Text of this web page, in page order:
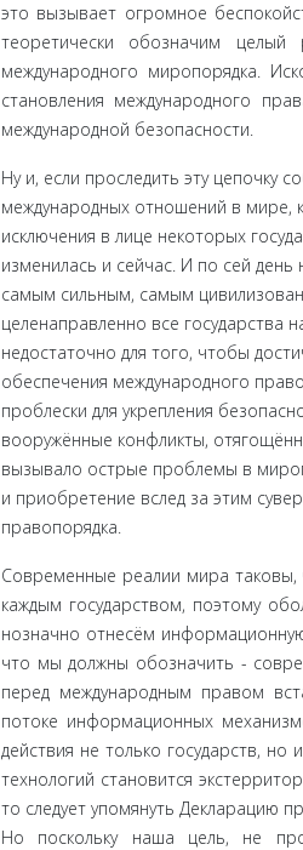
это вызывает огромное
теоретически обо­значим
международного миропоряд­ка.
становления международного
международной безопасности.
Ну и, если проследить эту цепочку
международных отношений в мире,
исключения в лице некоторых
изменилась и сей­час. И по сей день
самым сильным, самым
целенаправленно все го­сударства
недостаточно для того, чтобы
обеспечения международного
проблески для укрепления
вооружённые конфликты,
вызывало острые проблемы в
и приобретение вслед за этим
правопорядка.
Современные реалии мира таковы,
каждым государством, поэтому
нозначно отнесём
что мы должны обозначить -
перед международным правом
потоке ин­формационных
действия не толь­ко государств,
технологий ста­новится
то следует упо­мянуть Декларацию
Но поскольку наша цель, не